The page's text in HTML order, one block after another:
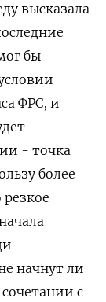
высказала
бы
ФРС, и
- точка
более
начнут ли
с